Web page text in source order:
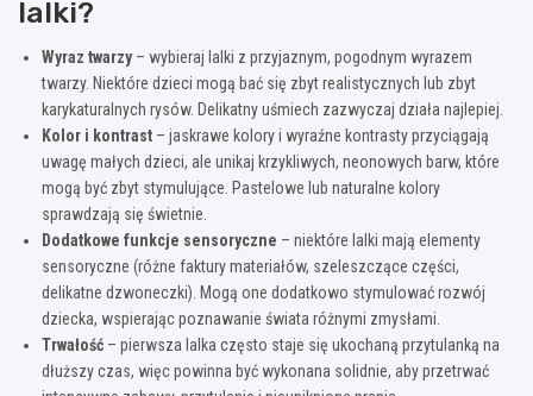
lalki?
Wyraz twarzy– wybieraj lalki z przyjaznym, pogodnym wyrazem
twarzy. Niektóre dzieci mogą bać się zbyt realistycznych lub zbyt
karykaturalnych rysów. Delikatny uśmiech zazwyczaj działa najlepiej.
Kolor i kontrast – jaskrawe kolory i wyraźne kontrasty przyciągają
uwagę małych dzieci, ale unikaj krzykliwych, neonowych barw, które
mogą być zbyt stymulujące. Pastelowe lub naturalne kolory
sprawdzają się świetnie.
Dodatkowe funkcje sensoryczne – niektóre lalki mają elementy
sensoryczne (różne faktury materiałów, szeleszczące części,
delikatne dzwoneczki). Mogą one dodatkowo stymulować rozwój
dziecka, wspierając poznawanie świata różnymi zmysłami.
Trwałość – pierwsza lalka często staje się ukochaną przytulanką na
dłuższy czas, więc powinna być wykonana solidnie, aby przetrwać